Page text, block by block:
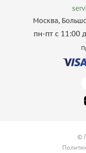
Москва,
пн-пт с 11:00
©